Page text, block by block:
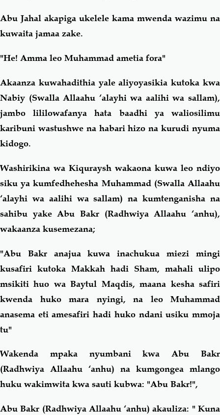
Abu Jahal akapiga ukelele kama mwenda wazimu na
kuwaita jamaa zake.
"He! Amma leo Muhammad ametia fora"
Akaanza kuwahadithia yale aliyoyasikia kutoka kwa
Nabiy (Swalla Allaahu ‘alayhi wa aalihi wa sallam),
jambo lililowafanya hata baadhi ya waliosilimu
karibuni wastushwe na habari hizo na kurudi nyuma
kidogo.
Washirikina wa Kiquraysh wakaona kuwa leo ndiyo
siku ya kumfedhehesha Muhammad (Swalla Allaahu
‘alayhi wa aalihi wa sallam) na kumtenganisha na
sahibu yake Abu Bakr (Radhwiya Allaahu ‘anhu),
wakaanza kusemezana;
"Abu Bakr anajua kuwa inachukua miezi mingi
kusafiri kutoka Makkah hadi Sham, mahali ulipo
msikiti huo wa Baytul Maqdis, maana kesha safiri
kwenda huko mara nyingi, na leo Muhammad
anasema eti amesafiri hadi huko ndani usiku mmoja
tu"
Wakenda mpaka nyumbani kwa Abu Bakr
(Radhwiya Allaahu ‘anhu) na kumgongea mlango
huku wakimwita kwa sauti kubwa: "Abu Bakr!",
Abu Bakr (Radhwiya Allaahu ‘anhu) akauliza: " Kuna